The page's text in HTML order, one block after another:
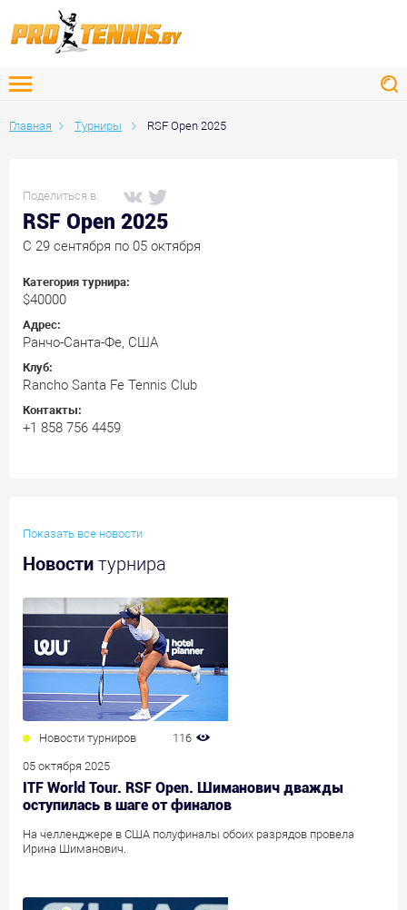
Главная Турниры RSF Open 2025
Поделиться в:
RSF Open 2025
C 29 сентября по 05 октября
Категория турнира:
$40000
Адрес:
Ранчо-Санта-Фе, США
Клуб:
Rancho Santa Fe Tennis Club
Контакты:
+1 858 756 4459
Показать все новости
Новости турнира
Новости турниров 116
05 октября 2025
ITF World Tour. RSF Open. Шиманович дважды
оступилась в шаге от финалов
На челленджере в США полуфиналы обоих разрядов провела
Ирина Шиманович.